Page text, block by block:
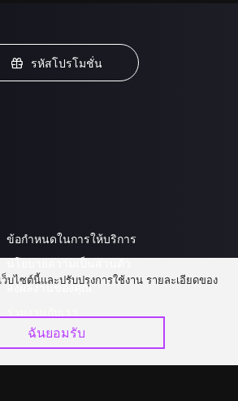
รหัสโปรโมชั่น
ข้อกำหนดในการให้บริการ
ส่งผลงานของคุณ
ว็บไซต์นี้และปรับปรุงการใช้งาน รายละเอียดของ
ฉันยอมรับ